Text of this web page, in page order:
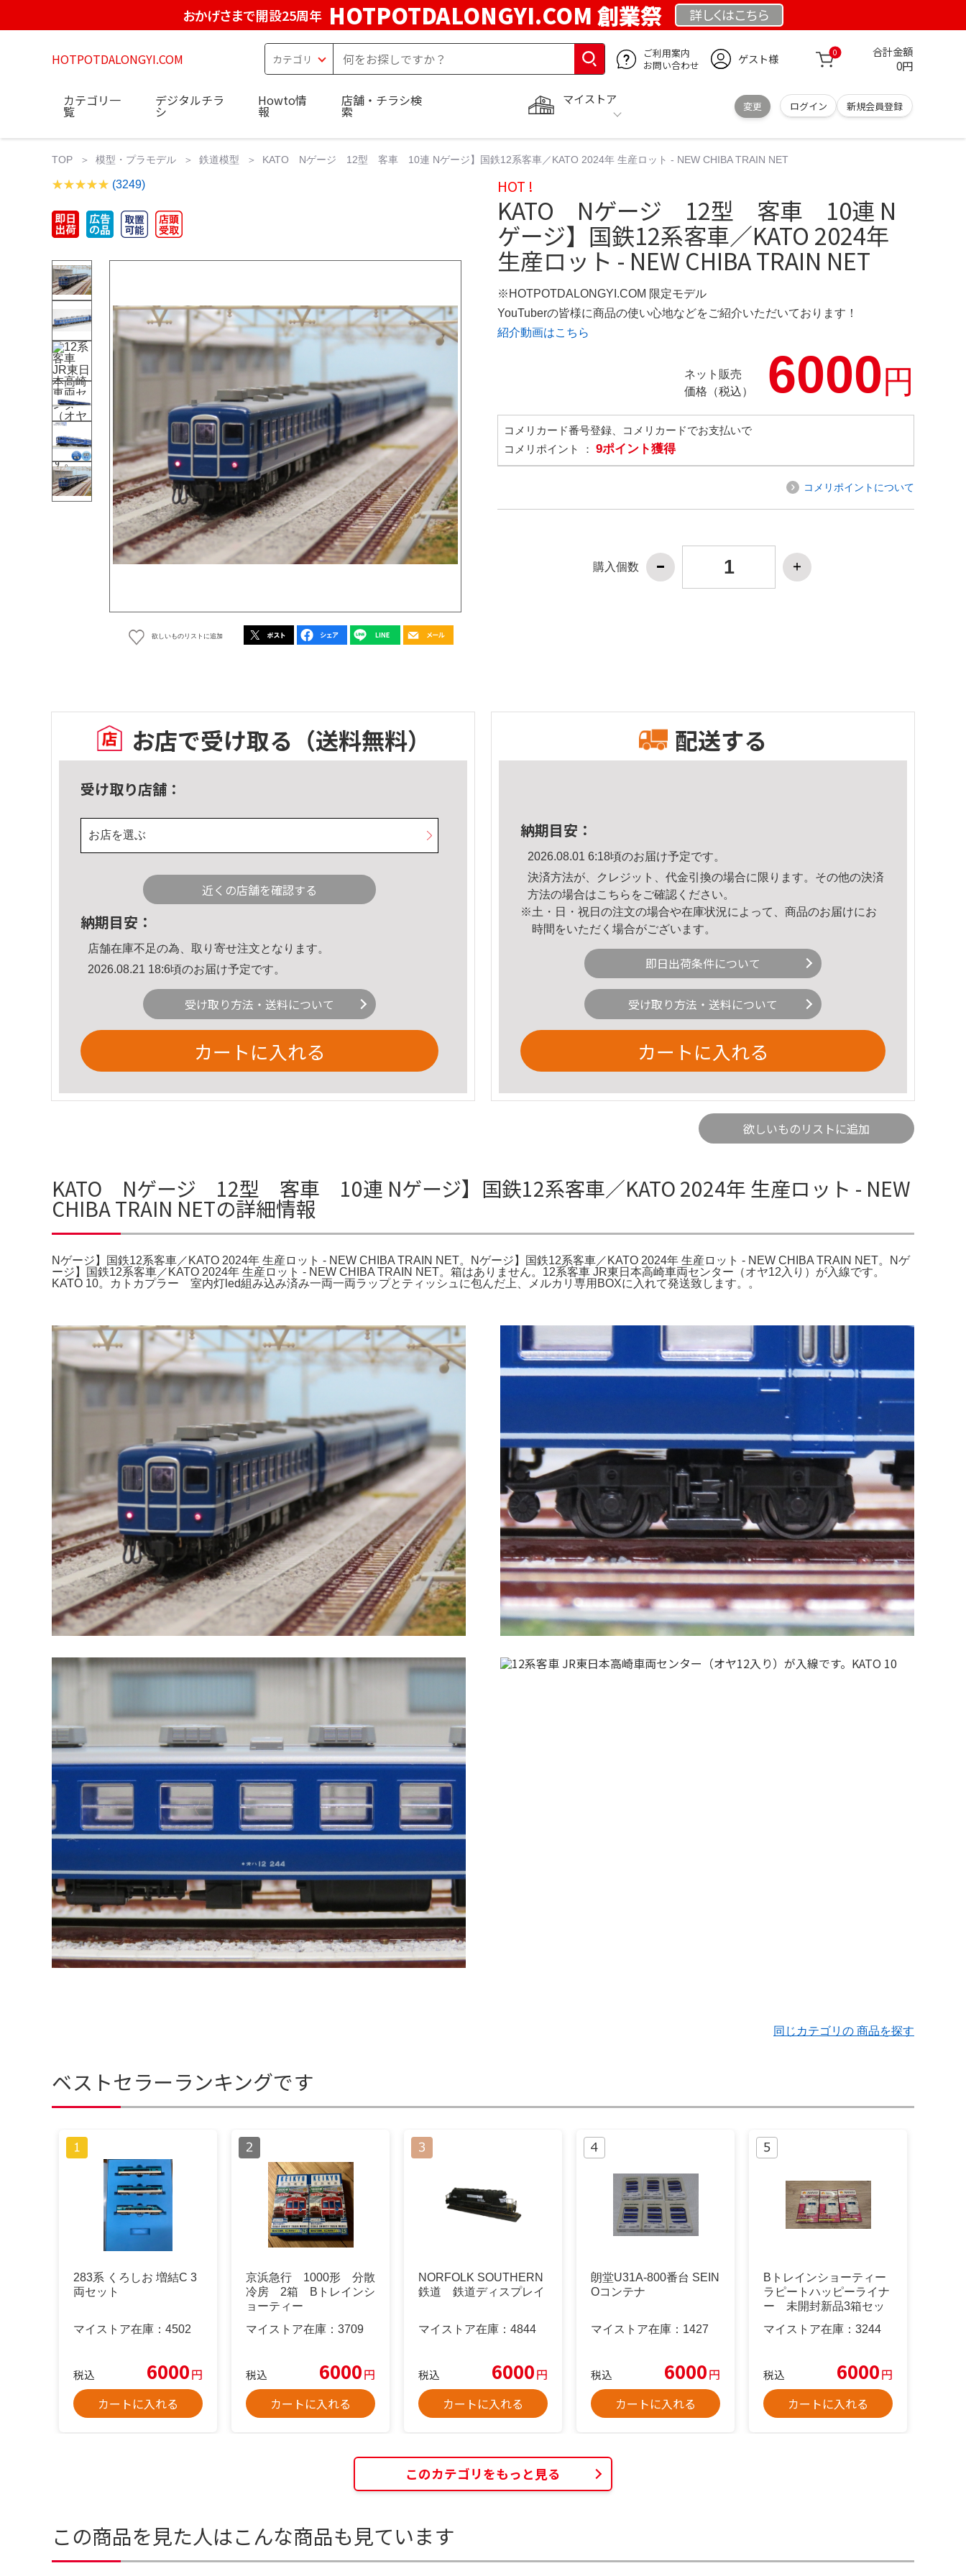
おかげさまで開設25周年 HOTPOTDALONGYI.COM 創業祭 詳しくはこちら
HOTPOTDALONGYI.COM
ご利用案内
お問い合わせ
ゲスト様 0 合計金額
0円
マイストア
変更 ログイン 新規会員登録
カテゴリ一
覧
デジタルチラ
シ
Howto情
報
店舗・チラシ検
索
TOP 模型・プラモデル 鉄道模型 KATO Nゲージ 12型 客車 10連 Nゲージ】国鉄12系客車／KATO 2024年 生産ロット - NEW CHIBA TRAIN NET
(3249)
欲しいものリストに追加
HOT !
KATO Nゲージ 12型 客車 10連 N
ゲージ】国鉄12系客車／KATO 2024年
生産ロット - NEW CHIBA TRAIN NET
※HOTPOTDALONGYI.COM 限定モデル
YouTuberの皆様に商品の使い心地などをご紹介いただいております！
紹介動画はこちら
ネット販売
価格（税込）
6000円
コメリカード番号登録、コメリカードでお支払いで
コメリポイント ： 9ポイント獲得
コメリポイントについて
購入個数
お店で受け取る （送料無料）
受け取り店舗：
お店を選ぶ
近くの店舗を確認する
納期目安：
店舗在庫不足の為、取り寄せ注文となります。
2026.08.21 18:6頃のお届け予定です。
受け取り方法・送料について
カートに入れる
配送する
納期目安：
2026.08.01 6:18頃のお届け予定です。
決済方法が、クレジット、代金引換の場合に限ります。その他の決済
方法の場合はこちら をご確認ください。
※土・日・祝日の注文の場合や在庫状況によって、商品のお届けにお
時間をいただく場合がございます。
即日出荷条件について
受け取り方法・送料について
カートに入れる
欲しいものリストに追加
KATO Nゲージ 12型 客車 10連 Nゲージ】国鉄12系客車／KATO 2024年 生産ロット - NEW
CHIBA TRAIN NETの詳細情報
Nゲージ】国鉄12系客車／KATO 2024年 生産ロット - NEW CHIBA TRAIN NET。Nゲージ】国鉄12系客車／KATO 2024年 生産ロット - NEW CHIBA TRAIN NET。Nゲ
ージ】国鉄12系客車／KATO 2024年 生産ロット - NEW CHIBA TRAIN NET。箱はありません。12系客車 JR東日本高崎車両センター（オヤ12入り）が入線です。
KATO 10。カトカプラー 室内灯led組み込み済み一両一両ラップとティッシュに包んだ上、メルカリ専用BOXに入れて発送致します。。
同じカテゴリの 商品を探す
ベストセラーランキングです
283系 くろしお 増結C 3
両セット
マイストア在庫： 4502
税込 6000円
カートに入れる
京浜急行 1000形 分散
冷房 2箱 Bトレインシ
ョーティー
マイストア在庫： 3709
税込 6000円
カートに入れる
NORFOLK SOUTHERN
鉄道 鉄道ディスプレイ
マイストア在庫： 4844
税込 6000円
カートに入れる
朗堂U31A-800番台 SEIN
Oコンテナ
マイストア在庫： 1427
税込 6000円
カートに入れる
Bトレインショーティー
ラピートハッピーライナ
ー 未開封新品3箱セッ
マイストア在庫： 3244
税込 6000円
カートに入れる
このカテゴリをもっと見る
この商品を見た人はこんな商品も見ています